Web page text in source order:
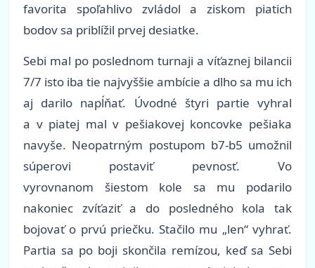
favorita spoľahlivo zvládol a ziskom piatich
bodov sa priblížil prvej desiatke.
Sebi mal po poslednom turnaji a víťaznej bilancii
7/7 isto iba tie najvyššie ambície a dlho sa mu ich
aj darilo napĺňať. Úvodné štyri partie vyhral
a v piatej mal v pešiakovej koncovke pešiaka
navyše. Neopatrným postupom b7-b5 umožnil
súperovi postaviť pevnosť. Vo
vyrovnanom šiestom kole sa mu podarilo
nakoniec zvíťaziť a do posledného kola tak
bojovať o prvú priečku. Stačilo mu „len“ vyhrať.
Partia sa po boji skončila remízou, keď sa Sebi